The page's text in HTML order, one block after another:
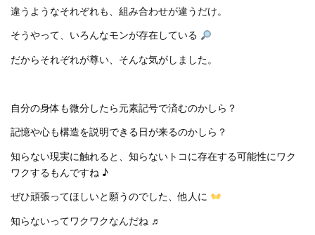
違うようなそれぞれも、組み合わせが違うだけ。
そうやって、いろんなモンが存在している
だからそれぞれが尊い、そんな気がしました。
自分の身体も微分したら元素記号で済むのかしら？
記憶や心も構造を説明できる日が来るのかしら？
知らない現実に触れると、知らないトコに存在する可能性にワク
ワクするもんですね ♪
ぜひ頑張ってほしいと願うのでした、他人に
知らないってワクワクなんだね ♬